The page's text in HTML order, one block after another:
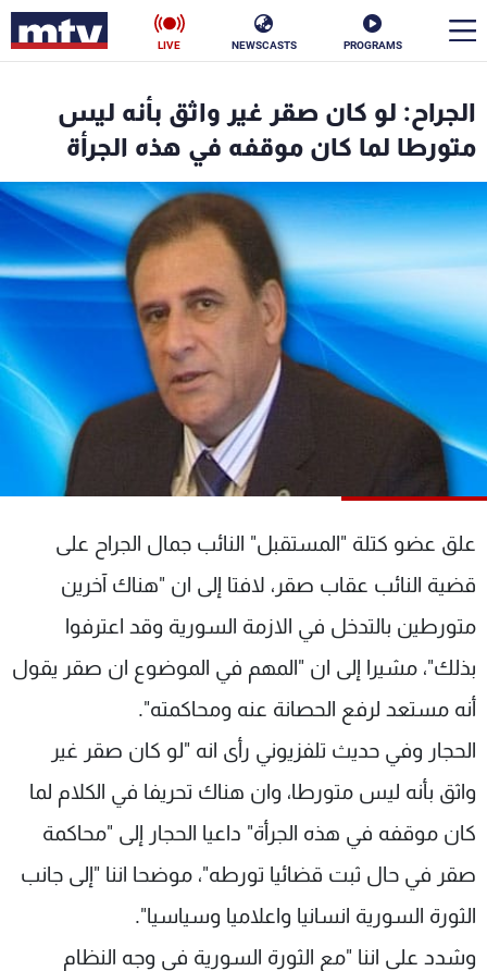
PROGRAMS
NEWSCASTS
LIVE
الجراح: لو كان صقر غير واثق بأنه ليس
متورطا لما كان موقفه في هذه الجرأة
علق عضو كتلة "المستقبل" النائب جمال الجراح على
قضية النائب عقاب صقر، لافتا إلى ان "هناك آخرين
متورطين بالتدخل في الازمة السورية وقد اعترفوا
بذلك"، مشيرا إلى ان "المهم في الموضوع ان صقر يقول
أنه مستعد لرفع الحصانة عنه ومحاكمته".
الحجار وفي حديث تلفزيوني رأى انه "لو كان صقر غير
واثق بأنه ليس متورطا، وان هناك تحريفا في الكلام لما
كان موقفه في هذه الجرأة" داعيا الحجار إلى "محاكمة
صقر في حال ثبت قضائيا تورطه"، موضحا اننا "إلى جانب
الثورة السورية انسانيا واعلاميا وسياسيا".
وشدد على اننا "مع الثورة السورية في وجه النظام
الأخبار
سياسة ناس
إقتصاد فن
منوعات رياضة
كأس العالم
البرامج
جدول البرامج
الترددات
الإنـتـاج
لاعلاناتكم
تواصل معنا
شروط الإسـتخدام
سياسة الخصوصية